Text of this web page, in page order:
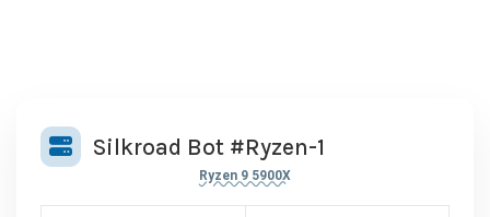
Silkroad Bot #Ryzen-1
Ryzen 9 5900X